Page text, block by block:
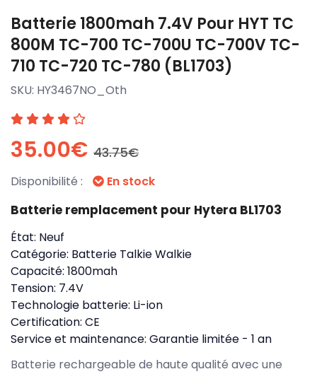
Batterie 1800mah 7.4V Pour HYT TC
800M TC-700 TC-700U TC-700V TC-
710 TC-720 TC-780 (BL1703)
SKU: HY3467NO_Oth
35.00€ 43.75€
Disponibilité : En stock
Batterie remplacement pour Hytera BL1703
État: Neuf
Catégorie: Batterie Talkie Walkie
Capacité: 1800mah
Tension: 7.4V
Technologie batterie: Li-ion
Certification: CE
Service et maintenance: Garantie limitée - 1 an
Batterie rechargeable de haute qualité avec une